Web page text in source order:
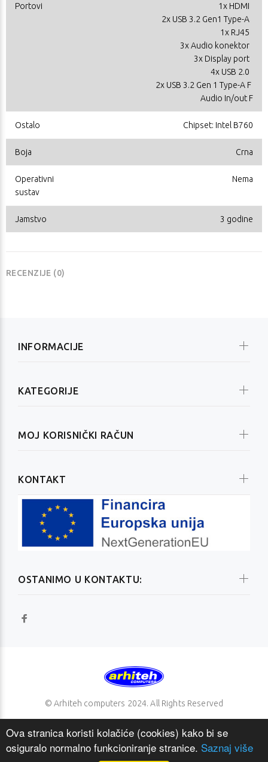
Ova stranica koristi kolačiće (cookies) kako bi se
osiguralo normalno funkcioniranje stranice. Saznaj više
Portovi
1x HDMI
2x USB 3.2 Gen1 Type-A
1x RJ45
3x Audio konektor
3x Display port
4x USB 2.0
2x USB 3.2 Gen 1 Type-A F
Audio In/out F
Ostalo Chipset: Intel B760
Boja Crna
Operativni
sustav
Nema
Jamstvo 3 godine
RECENZIJE (0)
OSTANIMO U KONTAKTU:
INFORMACIJE
KATEGORIJE
MOJ KORISNIČKI RAČUN
KONTAKT
© Arhiteh computers 2024. All Rights Reserved